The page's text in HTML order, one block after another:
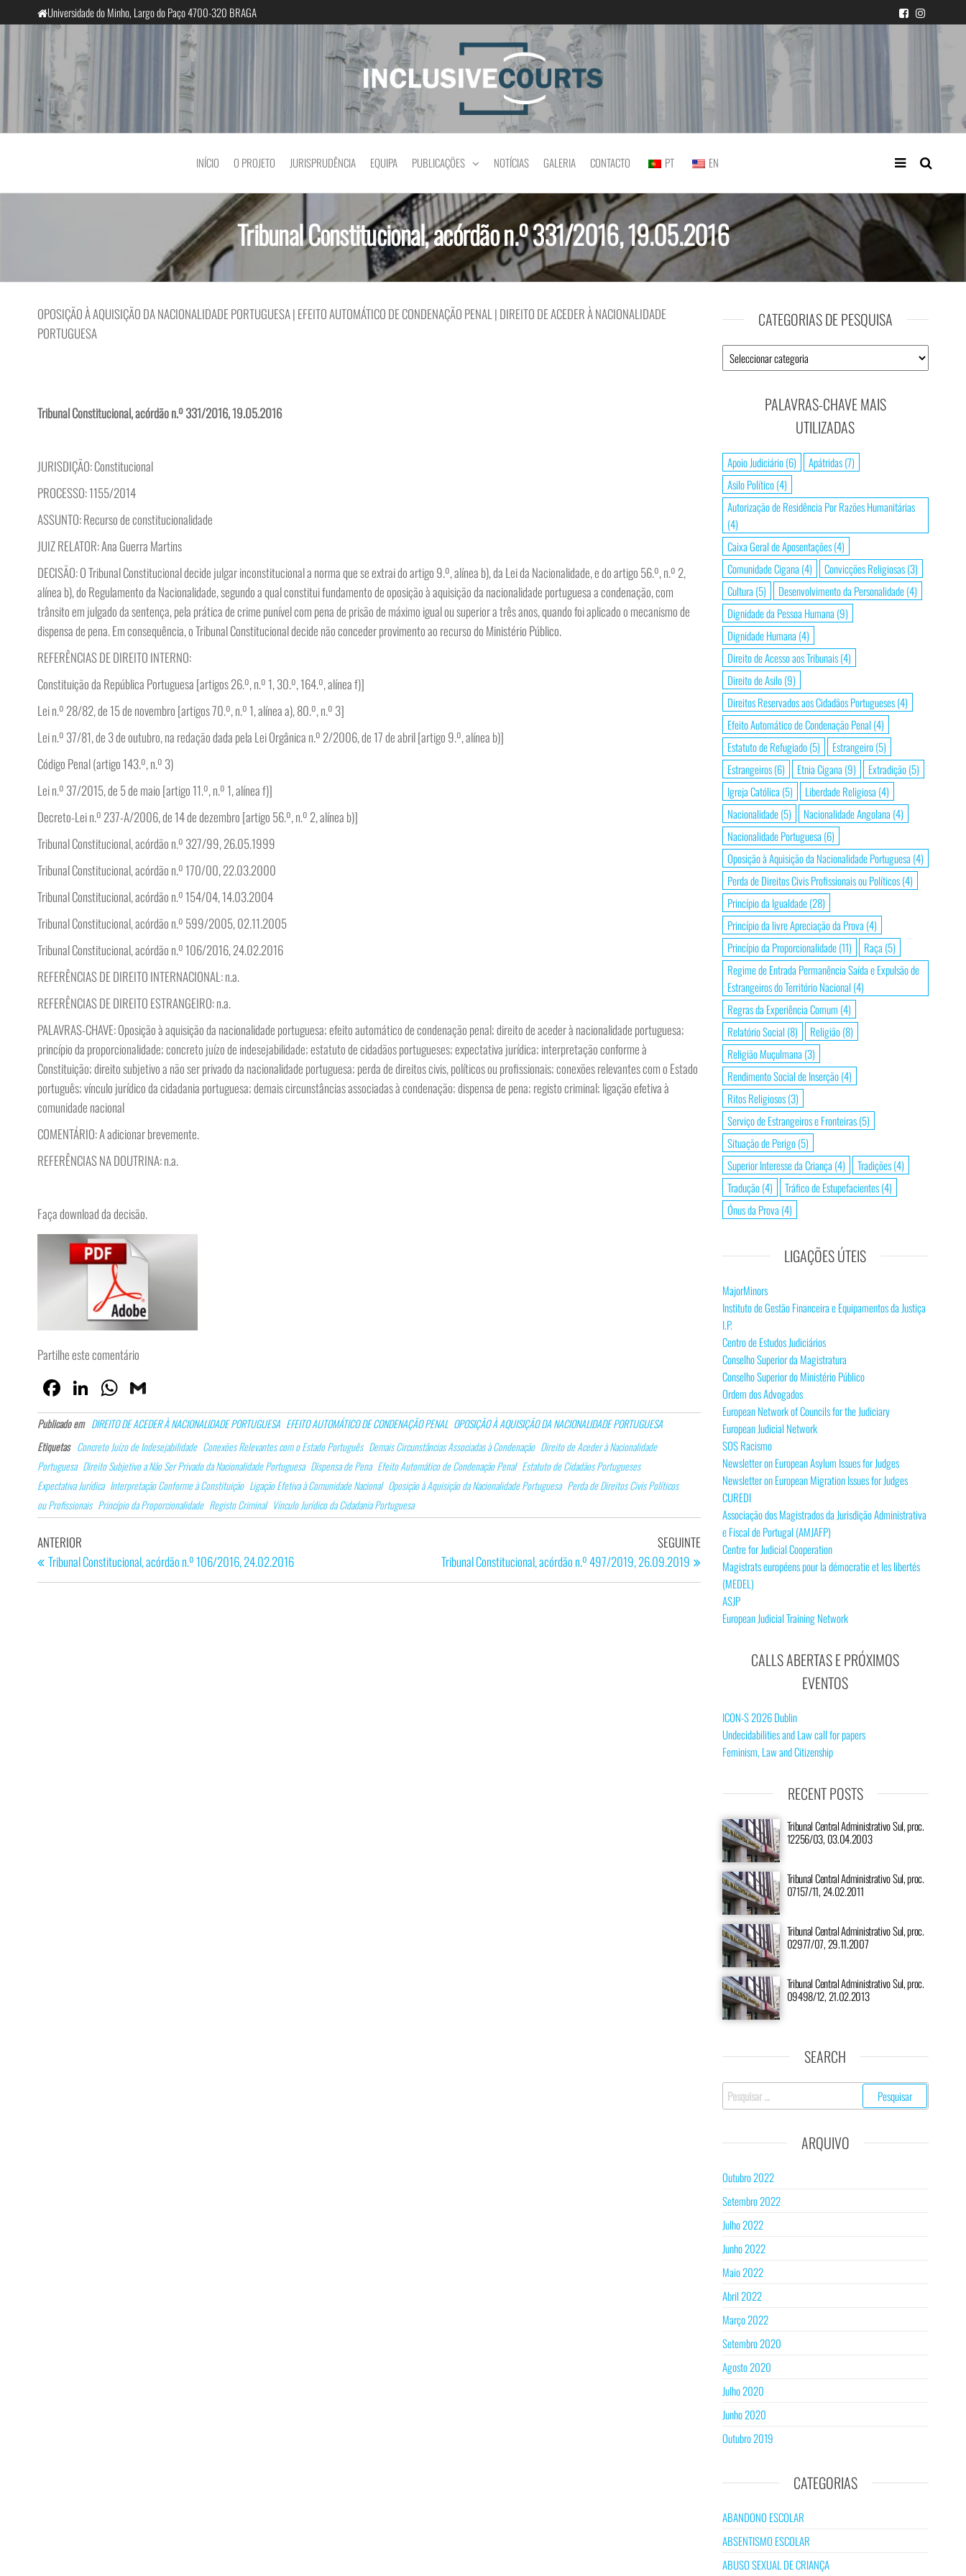
para
Universidade do Minho, Largo do Paço 4700-320 BRAGA
InclusiveCourts Igualdade e diferença cultural na prática judicial portuguesa
INÍCIO O PROJETO JURISPRUDÊNCIA EQUIPA PUBLICAÇÕES NOTÍCIAS GALERIA CONTACTO PT EN
Tribunal Constitucional, acórdão n.º 331/2016, 19.05.2016
OPOSIÇÃO À AQUISIÇÃO DA NACIONALIDADE PORTUGUESA | EFEITO AUTOMÁTICO DE CONDENAÇÃO PENAL | DIREITO DE ACEDER À NACIONALIDADE
PORTUGUESA
Tribunal Constitucional, acórdão n.º 331/2016, 19.05.2016
JURISDIÇÃO: Constitucional
PROCESSO: 1155/2014
ASSUNTO: Recurso de constitucionalidade
JUIZ RELATOR: Ana Guerra Martins
DECISÃO: O Tribunal Constitucional decide julgar inconstitucional a norma que se extrai do artigo 9.º, alínea b), da Lei da Nacionalidade, e do artigo 56.º, n.º 2,
alínea b), do Regulamento da Nacionalidade, segundo a qual constitui fundamento de oposição à aquisição da nacionalidade portuguesa a condenação, com
trânsito em julgado da sentença, pela prática de crime punível com pena de prisão de máximo igual ou superior a três anos, quando foi aplicado o mecanismo de
dispensa de pena. Em consequência, o Tribunal Constitucional decide não conceder provimento ao recurso do Ministério Público.
REFERÊNCIAS DE DIREITO INTERNO:
Constituição da República Portuguesa [artigos 26.º, n.º 1, 30.º, 164.º, alínea f)]
Lei n.º 28/82, de 15 de novembro [artigos 70.º, n.º 1, alínea a), 80.º, n.º 3]
Lei n.º 37/81, de 3 de outubro, na redação dada pela Lei Orgânica n.º 2/2006, de 17 de abril [artigo 9.º, alínea b)]
Código Penal (artigo 143.º, n.º 3)
Lei n.º 37/2015, de 5 de maio [artigo 11.º, n.º 1, alínea f)]
Decreto-Lei n.º 237-A/2006, de 14 de dezembro [artigo 56.º, n.º 2, alínea b)]
Tribunal Constitucional, acórdão n.º 327/99, 26.05.1999
Tribunal Constitucional, acórdão n.º 170/00, 22.03.2000
Tribunal Constitucional, acórdão n.º 154/04, 14.03.2004
Tribunal Constitucional, acórdão n.º 599/2005, 02.11.2005
Tribunal Constitucional, acórdão n.º 106/2016, 24.02.2016
REFERÊNCIAS DE DIREITO INTERNACIONAL: n.a.
REFERÊNCIAS DE DIREITO ESTRANGEIRO: n.a.
PALAVRAS-CHAVE: Oposição à aquisição da nacionalidade portuguesa; efeito automático de condenação penal; direito de aceder à nacionalidade portuguesa;
princípio da proporcionalidade; concreto juízo de indesejabilidade; estatuto de cidadãos portugueses; expectativa jurídica; interpretação conforme à
Constituição; direito subjetivo a não ser privado da nacionalidade portuguesa; perda de direitos civis, políticos ou profissionais; conexões relevantes com o Estado
português; vínculo jurídico da cidadania portuguesa; demais circunstâncias associadas à condenação; dispensa de pena; registo criminal; ligação efetiva à
comunidade nacional
COMENTÁRIO: A adicionar brevemente.
REFERÊNCIAS NA DOUTRINA: n.a.
Faça download da decisão.
Partilhe este comentário
Fa
ce
bo
ok
Lin
ke
dI
n
W
ha
ts
Ap
p
m
ail
Publicado em DIREITO DE ACEDER À NACIONALIDADE PORTUGUESA EFEITO AUTOMÁTICO DE CONDENAÇÃO PENAL OPOSIÇÃO À AQUISIÇÃO DA NACIONALIDADE PORTUGUESA
Etiquetas Concreto Juízo de Indesejabilidade Conexões Relevantes com o Estado Português Demais Circunstâncias Associadas à Condenação Direito de Aceder à Nacionalidade
Portuguesa Direito Subjetivo a Não Ser Privado da Nacionalidade Portuguesa Dispensa de Pena Efeito Automático de Condenação Penal Estatuto de Cidadãos Portugueses
Expectativa Jurídica Interpretação Conforme à Constituição Ligação Efetiva à Comunidade Nacional Oposição à Aquisição da Nacionalidade Portuguesa Perda de Direitos Civis Políticos
ou Profissionais Princípio da Proporcionalidade Registo Criminal Vínculo Jurídico da Cidadania Portuguesa
Navegação
de
artigos
Artigo
anterior
ANTERIOR
Tribunal Constitucional, acórdão n.º 106/2016, 24.02.2016
Artigo
seguinte
SEGUINTE
Tribunal Constitucional, acórdão n.º 497/2019, 26.09.2019
CATEGORIAS DE PESQUISA
Categorias
de
PALAVRAS-CHAVE MAIS
UTILIZADAS
Apoio Judiciário(6) Apátridas(7)
Asilo Político(4)
Autorização de Residência Por Razões Humanitárias
(4)
Caixa Geral de Aposentações(4)
Comunidade Cigana (4) Convicções Religiosas(3)
Cultura (5) Desenvolvimento da Personalidade(4)
Dignidade da Pessoa Humana (9)
Dignidade Humana (4)
Direito de Acesso aos Tribunais(4)
Direito de Asilo(9)
Direitos Reservados aos Cidadãos Portugueses(4)
Efeito Automático de Condenação Penal (4)
Estatuto de Refugiado(5) Estrangeiro(5)
Estrangeiros(6) Etnia Cigana (9) Extradição(5)
Igreja Católica (5) Liberdade Religiosa (4)
Nacionalidade(5) Nacionalidade Angolana (4)
Nacionalidade Portuguesa (6)
Oposição à Aquisição da Nacionalidade Portuguesa (4)
Perda de Direitos Civis Profissionais ou Políticos(4)
Princípio da Igualdade(28)
Princípio da livre Apreciação da Prova (4)
Princípio da Proporcionalidade(11) Raça (5)
Regime de Entrada Permanência Saída e Expulsão de
Estrangeiros do Território Nacional (4)
Regras da Experiência Comum (4)
Relatório Social (8) Religião(8)
Religião Muçulmana (3)
Rendimento Social de Inserção(4)
Ritos Religiosos(3)
Serviço de Estrangeiros e Fronteiras(5)
Situação de Perigo(5)
Superior Interesse da Criança (4) Tradições(4)
Tradução(4) Tráfico de Estupefacientes(4)
Ónus da Prova (4)
LIGAÇÕES ÚTEIS
MajorMinors
Instituto de Gestão Financeira e Equipamentos da Justiça
I.P.
Centro de Estudos Judiciários
Conselho Superior da Magistratura
Conselho Superior do Ministério Público
Ordem dos Advogados
European Network of Councils for the Judiciary
European Judicial Network
SOS Racismo
Newsletter on European Asylum Issues for Judges
Newsletter on European Migration Issues for Judges
CUREDI
Associação dos Magistrados da Jurisdição Administrativa
e Fiscal de Portugal (AMJAFP)
Centre for Judicial Cooperation
Magistrats européens pour la démocratie et les libertés
(MEDEL)
ASJP
European Judicial Training Network
CALLS ABERTAS E PRÓXIMOS
EVENTOS
ICON-S 2026 Dublin
Undecidabilities and Law call for papers
Feminism, Law and Citizenship
RECENT POSTS
Tribunal Central Administrativo Sul, proc.
12256/03, 03.04.2003
Tribunal Central Administrativo Sul, proc.
07157/11, 24.02.2011
Tribunal Central Administrativo Sul, proc.
02977/07, 29.11.2007
Tribunal Central Administrativo Sul, proc.
09498/12, 21.02.2013
SEARCH
Pesquisar
por:
ARQUIVO
Outubro 2022
Setembro 2022
Julho 2022
Junho 2022
Maio 2022
Abril 2022
Março 2022
Setembro 2020
Agosto 2020
Julho 2020
Junho 2020
Outubro 2019
CATEGORIAS
ABANDONO ESCOLAR
ABSENTISMO ESCOLAR
ABUSO SEXUAL DE CRIANÇA